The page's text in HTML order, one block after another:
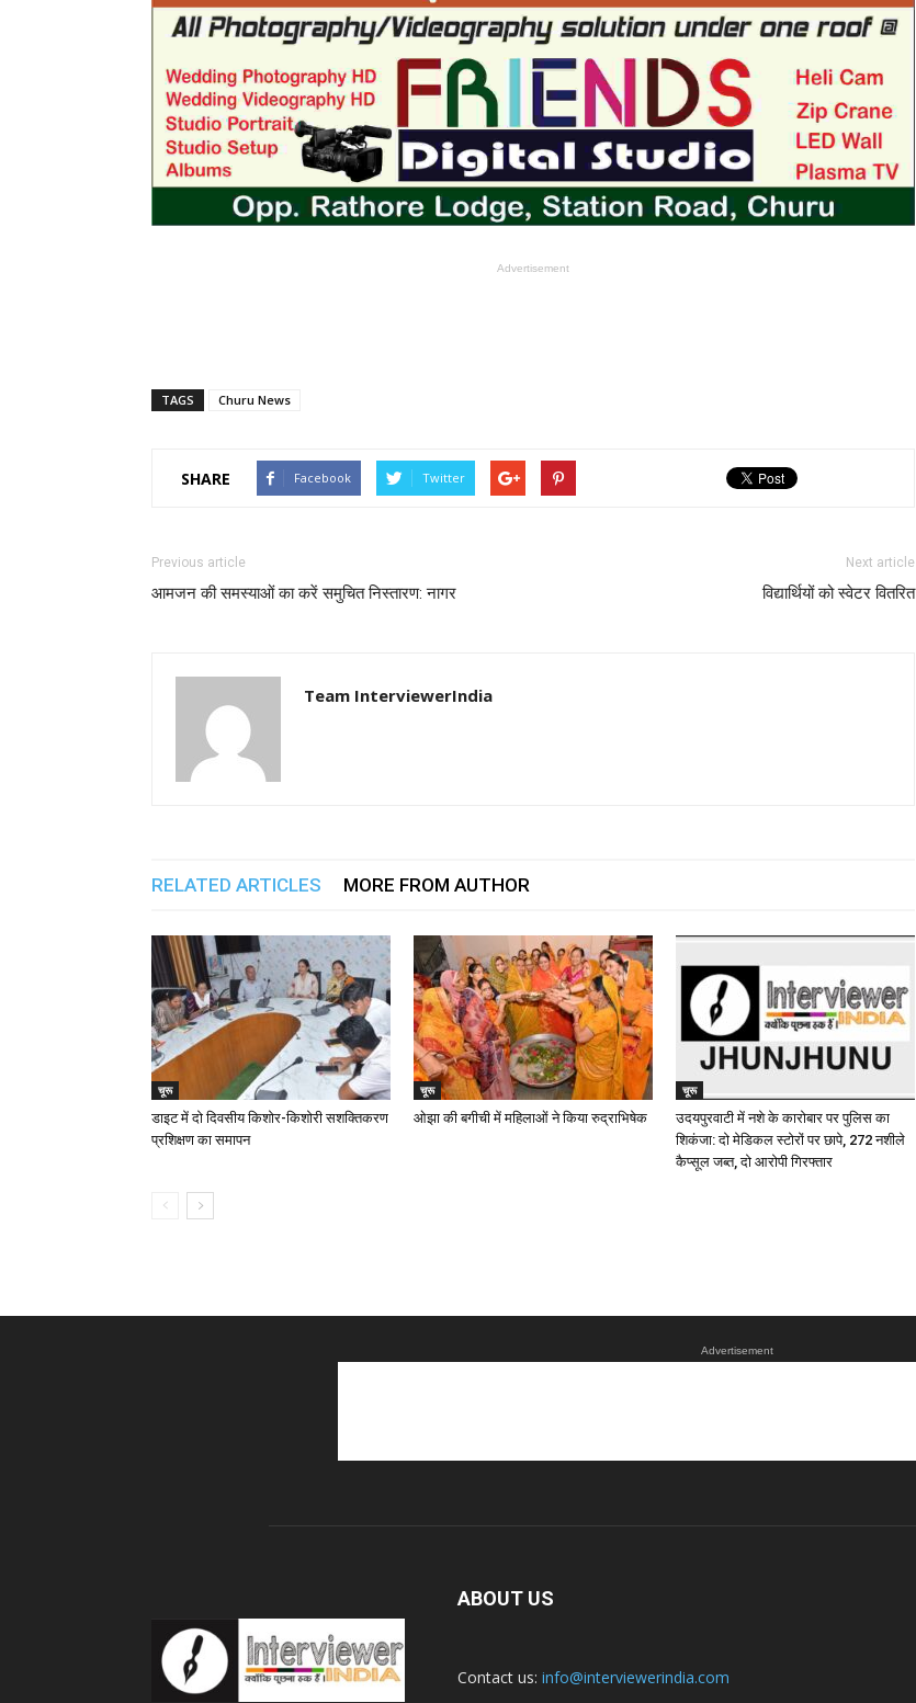
Advertisement
TAGS Churu News
SHARE Facebook Twitter
Previous article
आमजन की समस्याओं का करें समुचित निस्तारण: नागर
Next article
विद्यार्थियों को स्वेटर वितरित
Team InterviewerIndia
RELATED ARTICLES MORE FROM AUTHOR
चूरू
डाइट में दो दिवसीय किशोर-किशोरी सशक्तिकरण
प्रशिक्षण का समापन
चूरू
ओझा की बगीची में महिलाओं ने किया रुद्राभिषेक
चूरू
उदयपुरवाटी में नशे के कारोबार पर पुलिस का
शिकंजा: दो मेडिकल स्टोरों पर छापे, 272 नशीले
कैप्सूल जब्त, दो आरोपी गिरफ्तार
Advertisement
ABOUT US
Contact us: info@interviewerindia.com